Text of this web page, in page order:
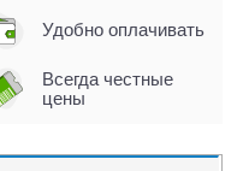
Удобно оплачивать
Всегда честные
цены